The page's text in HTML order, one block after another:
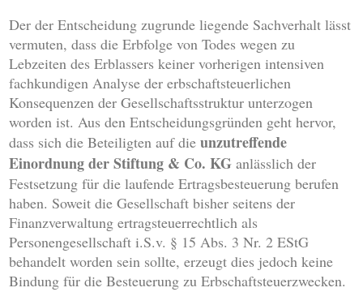
Der der Entscheidung zugrunde liegende Sachverhalt lässt
vermuten, dass die Erbfolge von Todes wegen zu
Lebzeiten des Erblassers keiner vorherigen intensiven
fachkundigen Analyse der erbschaftsteuerlichen
Konsequenzen der Gesellschaftsstruktur unterzogen
worden ist. Aus den Entscheidungsgründen geht hervor,
dass sich die Beteiligten auf dieunzutreffende
Einordnung der Stiftung & Co. KG anlässlich der
Festsetzung für die laufende Ertragsbesteuerung berufen
haben. Soweit die Gesellschaft bisher seitens der
Finanzverwaltung ertragsteuerrechtlich als
Personengesellschaft i.S.v. § 15 Abs. 3 Nr. 2 EStG
behandelt worden sein sollte, erzeugt dies jedoch keine
Bindung für die Besteuerung zu Erbschaftsteuerzwecken.